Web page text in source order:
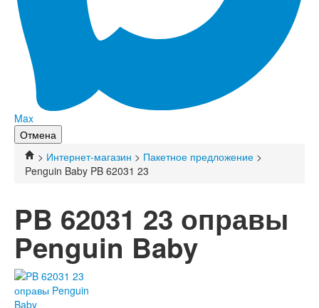
Max
Отмена
> Интернет-магазин > Пакетное предложение >
Penguin Baby PB 62031 23
PB 62031 23 оправы
Penguin Baby